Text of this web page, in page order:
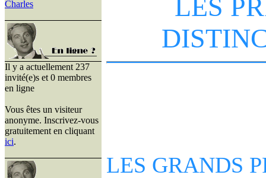
Charles
Il y a actuellement 237
invité(e)s et 0 membres
en ligne
Vous êtes un visiteur
anonyme. Inscrivez-vous
gratuitement en cliquant
ici.
LES
LES GRANDS